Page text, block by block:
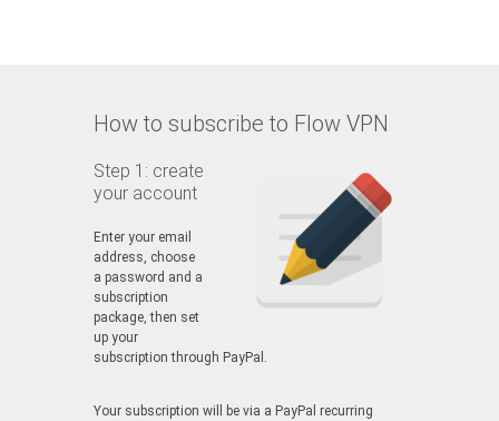
How to subscribe to Flow VPN
Step 1: create
your account
Enter your email
address, choose
a password and a
subscription
package, then set
up your
subscription through PayPal.
Your subscription will be via a PayPal recurring